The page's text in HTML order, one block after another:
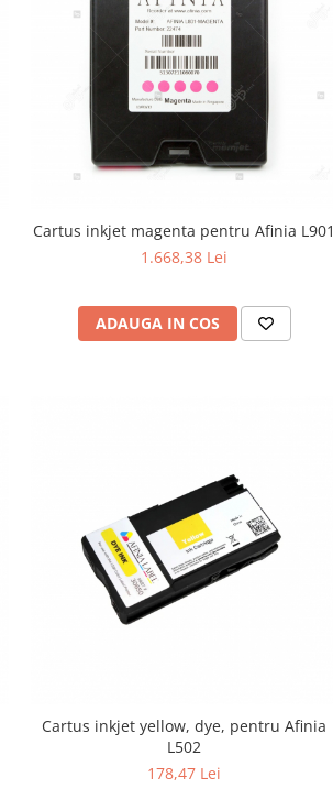
Cartus inkjet magenta pentru Afinia L901
1.668,38 Lei
ADAUGA IN COS
Cartus inkjet yellow, dye, pentru Afinia
L502
178,47 Lei